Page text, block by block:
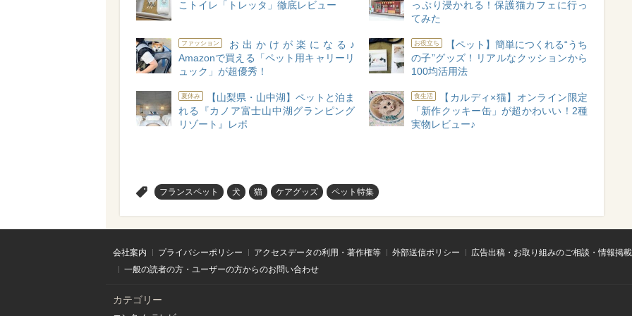
こトイレ「トレッタ」徹底レビュー
っぷり浸かれる！保護猫カフェに行っ
てみた
ファッション
お出かけが楽になる♪
Amazonで買える「ペット用キャリーリ
ュック」が超優秀！
お役立ち
【ペット】簡単につくれる“うち
の子”グッズ！リアルなクッションから
100均活用法
夏休み
【山梨県・山中湖】ペットと泊ま
れる『カノア富士山中湖グランピング
リゾート』レポ
食生活
【カルディ×猫】オンライン限定
「新作クッキー缶」が超かわいい！2種
実物レビュー♪
フランスペット 犬 猫 ケアグッズ ペット特集
会社案内 プライバシーポリシー アクセスデータの利用・著作権等 外部送信ポリシー
広告出稿・お取り組みのご相談・情報掲
一般の読者の方・ユーザーの方からのお問い合わせ
カテゴリー